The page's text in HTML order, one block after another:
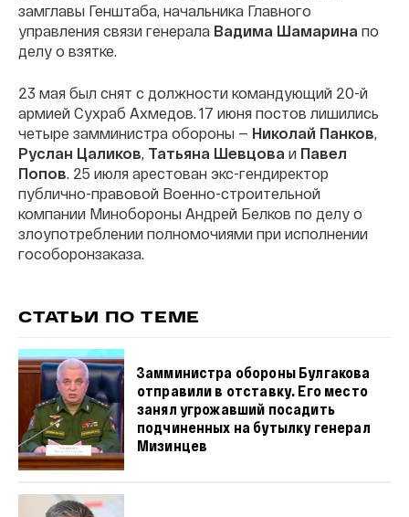
замглавы Генштаба, начальника Главного
управления связи генерала Вадима Шамарина по
делу о взятке.
23 мая был снят с должности командующий 20-й
армией Сухраб Ахмедов. 17 июня постов лишились
четыре замминистра обороны — Николай Панков
Руслан Цаликов Татьяна Шевцова и Павел
Попов . 25 июля арестован экс-гендиректор
публично-правовой Военно-строительной
компании Минобороны Андрей Белков по делу о
злоупотреблении полномочиями при исполнении
гособоронзаказа.
СТАТЬИ ПО ТЕМЕ
Замминистра обороны Булгакова
отправили в отставку. Его место
занял угрожавший посадить
подчиненных на бутылку генерал
Мизинцев